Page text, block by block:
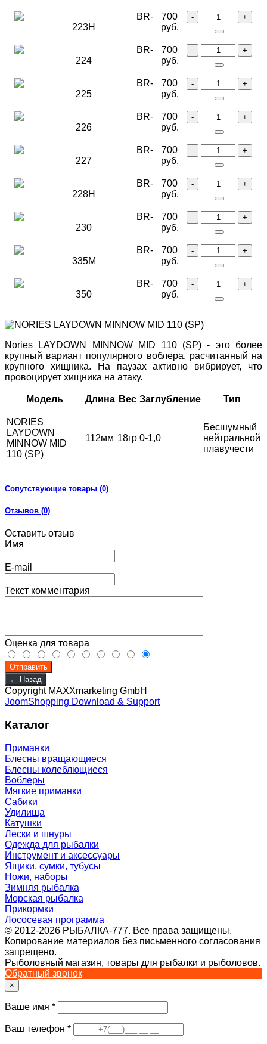
BR-
223H
700
руб.
BR-
224
700
руб.
BR-
225
700
руб.
BR-
226
700
руб.
BR-
227
700
руб.
BR-
228H
700
руб.
BR-
230
700
руб.
BR-
335M
700
руб.
BR-
350
700
руб.
Nories LAYDOWN MINNOW MID 110 (SP) - это более
крупный вариант популярного воблера, расчитанный на
крупного хищника. На паузах активно вибрирует, что
провоцирует хищника на атаку.
Модель Длина Вес Заглубление Тип
NORIES
LAYDOWN
MINNOW MID
110 (SP)
112мм 18гр 0-1,0
Бесшумный
нейтральной
плавучести
Сопутствующие товары (0)
Отзывов (0)
Оставить отзыв
Имя
E-mail
Текст комментария
Оценка для товара
Copyright MAXXmarketing GmbH
JoomShopping Download & Support
Каталог
Приманки
Блесны вращающиеся
Блесны колеблющиеся
Воблеры
Мягкие приманки
Сабики
Удилища
Катушки
Лески и шнуры
Одежда для рыбалки
Инструмент и аксессуары
Ящики, сумки, тубусы
Ножи, наборы
Зимняя рыбалка
Морская рыбалка
Прикормки
Лососевая программа
© 2012-2026 РЫБАЛКА-777. Все права защищены.
Копирование материалов без письменного согласования
запрещено.
Рыболовный магазин, товары для рыбалки и рыболовов.
Обратный звонок
×
Ваше имя *
Ваш телефон *